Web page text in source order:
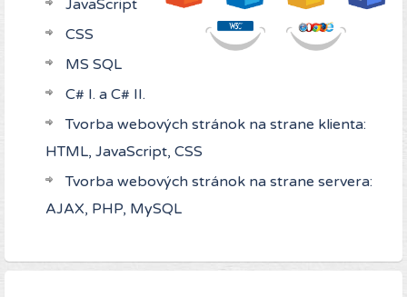
JavaScript
CSS
MS SQL
C# I. a C# II.
Tvorba webových stránok na strane klienta:
HTML, JavaScript, CSS
Tvorba webových stránok na strane servera:
AJAX, PHP, MySQL